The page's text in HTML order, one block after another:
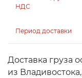
Доставка груза
из